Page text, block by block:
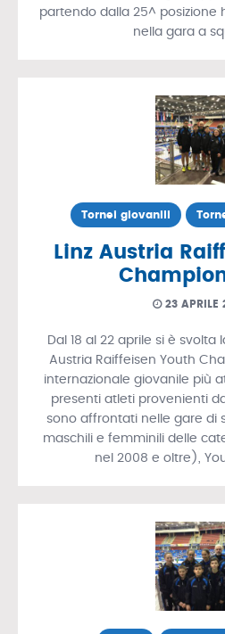
partendo dalla 25^ posizione
nella gara a
Tornei giovanili
Linz Austria
23 APRILE
Dal 18 al 22 aprile si è svolta
Austria Raiffeisen Youth
internazionale giovanile più
presenti atleti provenienti
sono affrontati nelle gare di
maschili e femminili delle
nel 2008 e oltre),